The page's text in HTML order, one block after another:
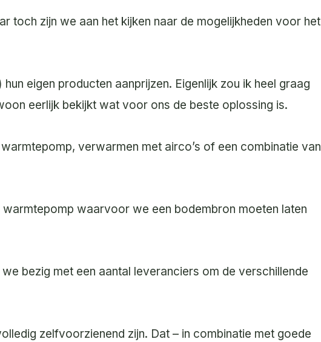
toch zijn we aan het kijken naar de mogelijkheden voor het
eigen producten aanprijzen. Eigenlijk zou ik heel graag
eerlijk bekijkt wat voor ons de beste oplossing is.
verwarmen met airco’s of een combinatie van
waarvoor we een bodembron moeten laten
bezig met een aantal leveranciers om de verschillende
zelfvoorzienend zijn. Dat – in combinatie met goede